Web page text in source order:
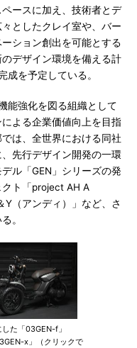
ースに加え、技術者とデ
としたクレイ室や、バー
ション創出を可能とする
デザイン環境を備える計
成を予定している。
能強化を図る組織として
よる企業価値向上を目指
は、全世界における同社
先行デザイン開発の一環
ル「GEN」シリーズの発
ト「project AH A
Y（アンディ）」など、さ
。
た「03GEN-f」
x」（クリックで